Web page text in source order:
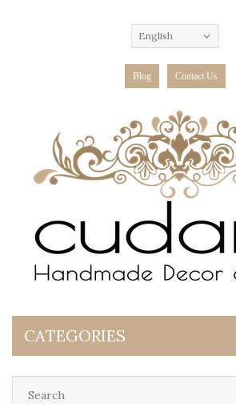
English
Blog Contact Us
CATEGORIES